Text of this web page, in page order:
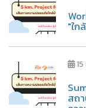
"ใก
15
สถ